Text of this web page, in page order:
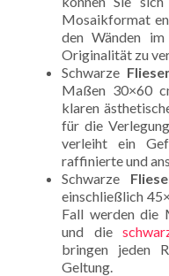
Mosaikformat
den Wänden
Originalität zu
Schwarze
Maßen 30×60
klaren
für die
verleiht ein
raffinierte und
Schwarze
einschließlich
Fall werden die
und die
bringen jeden
Geltung.